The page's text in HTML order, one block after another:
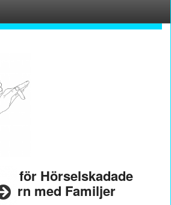
för Hörselskadade
med Familjer